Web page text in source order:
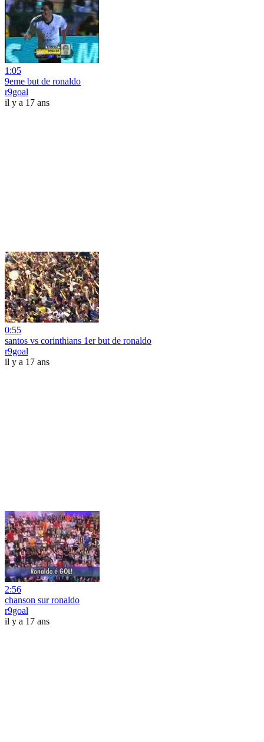
1:05
9eme but de ronaldo
r9goal
il y a 17 ans
0:55
santos vs corinthians 1er but de ronaldo
r9goal
il y a 17 ans
2:56
chanson sur ronaldo
r9goal
il y a 17 ans